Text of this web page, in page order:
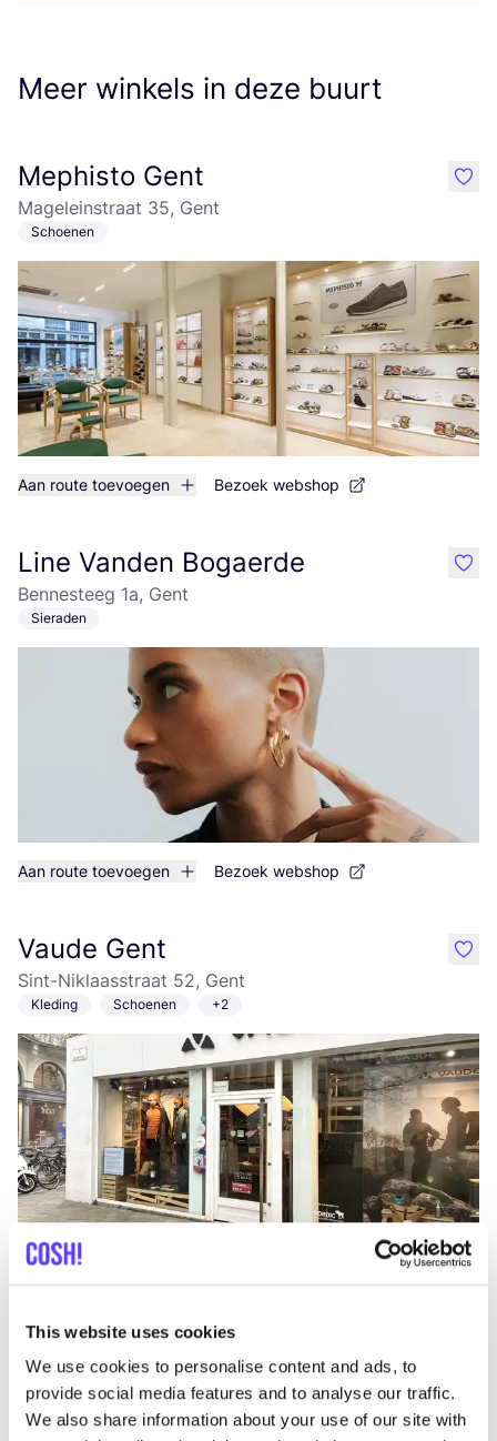
This website uses cookies
We use cookies to personalise content and ads, to
provide social media features and to analyse our traffic.
We also share information about your use of our site with
Meer winkels in deze buurt
Mephisto Gent
Mageleinstraat 35, Gent
Schoenen
Aan route toevoegen Bezoek webshop
like
Line Vanden Bogaerde
Bennesteeg 1a, Gent
Sieraden
Aan route toevoegen Bezoek webshop
like
Vaude Gent
Sint-Niklaasstraat 52, Gent
Kleding Schoenen +2
Aan route toevoegen
like
Atelier Content
Brabantdam 56, Gent
Schoenen